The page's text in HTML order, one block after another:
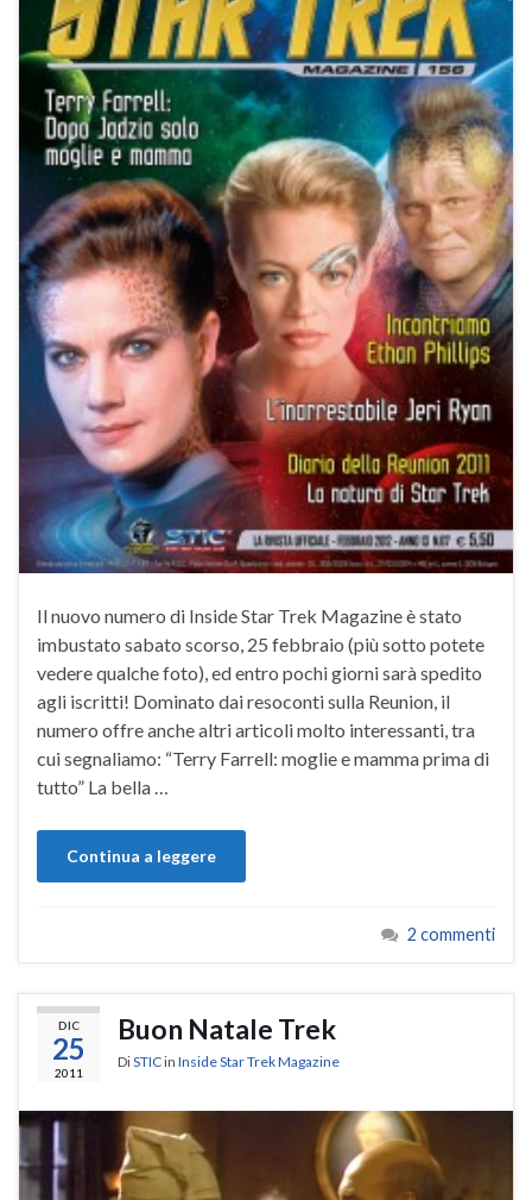
Il nuovo numero di Inside Star Trek Magazine è stato
imbustato sabato scorso, 25 febbraio (più sotto potete
vedere qualche foto), ed entro pochi giorni sarà spedito
agli iscritti! Dominato dai resoconti sulla Reunion, il
numero offre anche altri articoli molto interessanti, tra
cui segnaliamo: “Terry Farrell: moglie e mamma prima di
tutto” La bella …
Continua a leggere
2 commenti
DIC
25
2011
Buon Natale Trek
DiSTICin Inside Star Trek Magazine